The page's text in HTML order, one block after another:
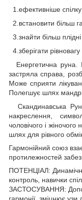
1.ефективніше
2.встановити більш
3.знайти більш
4.зберігати рівновагу
Енергетична
застряла справа,
Може сприяти
Полегшує шлях
Скандинавська
накреслення,
чоловічого і
шлях для рівного
Гармонійний союз
протилежностей
ПОТЕНЦІАЛ:
контроль, навички
ЗАСТОСУВАННЯ:
гармонії, зміцнює